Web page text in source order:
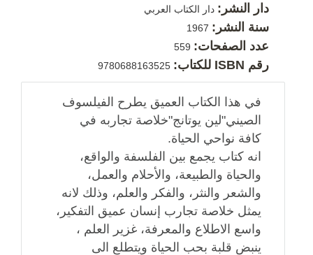
دار النشر: دار الكتاب العربي
سنة النشر:
عدد الصفحات:
رقم ISBN للكتاب: 9780688163525
في هذا الكتاب العميق يطرح الفيلسوف
الصيني"لين يوتانج"خلاصة تجاربه في
كافة نواحي الحياة.
انه كتاب يجمع بين الفلسفة والواقع،
والحياة والطبيعة، والأحلام والعمل،
والشعر والنثر، والفكر والعلم، وذلك لانه
يمثل خلاصة تجارب إنسان عميق التفكير،
واسع الاطلاع والمعرفة، غزير العلم ،
ينبض قلبة بحب الحياة ويتطلع الى